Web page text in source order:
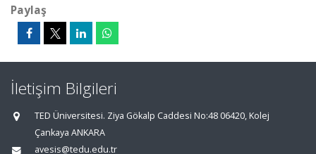
Paylaş
İletişim Bilgileri
TED Üniversitesi. Ziya Gökalp Caddesi No:48 06420, Kolej
Çankaya ANKARA
avesis@tedu.edu.tr